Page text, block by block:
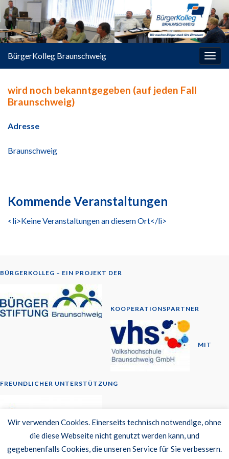
springen
BürgerKolleg Braunschweig
wird noch bekanntgegeben (auf jeden Fall
Braunschweig)
Adresse
Braunschweig
Kommende Veranstaltungen
<li>Keine Veranstaltungen an diesem Ort</li>
BÜRGERKOLLEG – EIN PROJEKT DER
KOOPERATIONSPARTNER
MIT
FREUNDLICHER UNTERSTÜTZUNG
© 2014-2026
Newsletter
Datenschutzerklärung
Wir verwenden Cookies. Einerseits technisch notwendige, ohne
die diese Webseite nicht genutzt werden kann, und
gegebenenfalls Cookies, die unseren Service für Sie verbessern.